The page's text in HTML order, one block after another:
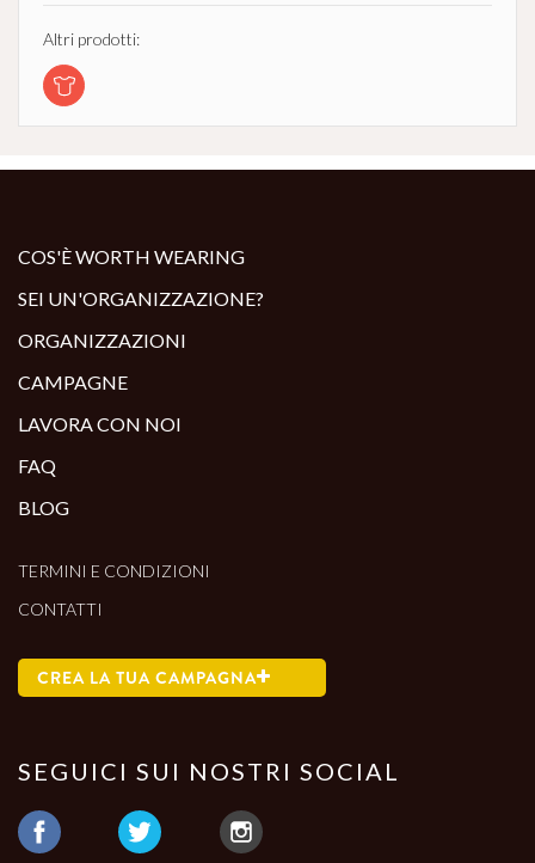
Altri prodotti:
COS'È WORTH WEARING
SEI UN'ORGANIZZAZIONE?
ORGANIZZAZIONI
CAMPAGNE
LAVORA CON NOI
FAQ
BLOG
TERMINI E CONDIZIONI
CONTATTI
CREA LA TUA CAMPAGNA
SEGUICI SUI NOSTRI SOCIAL